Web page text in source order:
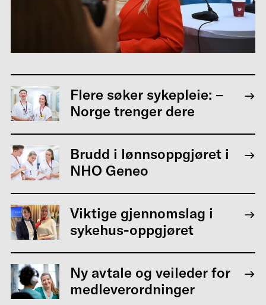
Flere søker sykepleie: –
Norge trenger dere
Brudd i lønnsoppgjøret i
NHO Geneo
Viktige gjennomslag i
sykehus-oppgjøret
Ny avtale og veileder for
medleverordninger